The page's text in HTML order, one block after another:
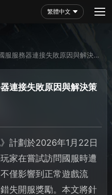
繁體中文
服服務器連接失敗原因與解決策
連接失敗原因與解決策
計劃於2026年1月22日
家在嘗試訪問國服時遭
僅影響到正常遊戲流
失開服獎勵。本文將針